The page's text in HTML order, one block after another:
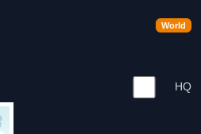
World
HQ